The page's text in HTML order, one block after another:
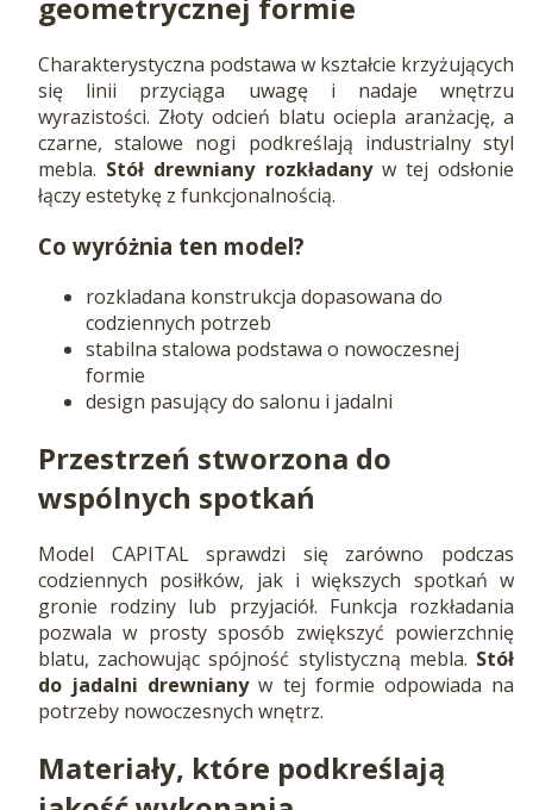
geometrycznej formie
Charakterystyczna podstawa w kształcie krzyżujących
się linii przyciąga uwagę i nadaje wnętrzu
wyrazistości. Złoty odcień blatu ociepla aranżację, a
czarne, stalowe nogi podkreślają industrialny styl
mebla. Stół drewniany rozkładanyw tej odsłonie
łączy estetykę z funkcjonalnością.
Co wyróżnia ten model?
rozkladana konstrukcja dopasowana do
codziennych potrzeb
stabilna stalowa podstawa o nowoczesnej
formie
design pasujący do salonu i jadalni
Przestrzeń stworzona do
wspólnych spotkań
Model CAPITAL sprawdzi się zarówno podczas
codziennych posiłków, jak i większych spotkań w
gronie rodziny lub przyjaciół. Funkcja rozkładania
pozwala w prosty sposób zwiększyć powierzchnię
blatu, zachowując spójność stylistyczną mebla. Stół
do jadalni drewnianyw tej formie odpowiada na
potrzeby nowoczesnych wnętrz.
Materiały, które podkreślają